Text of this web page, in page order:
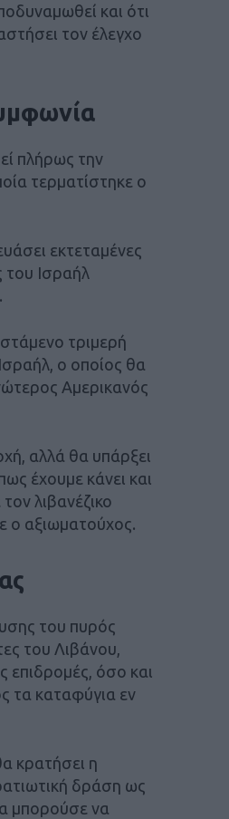
και ότι
τον έλεγχο
πλήρως την
τερματίστηκε ο
εκτεταμένες
του Ισραήλ
τριμερή
ο οποίος θα
Αμερικανός
αλλά θα υπάρξει
έχουμε κάνει και
λιβανέζικο
ο αξιωματούχος.
του πυρός
του Λιβάνου,
επιδρομές, όσο και
τα καταφύγια εν
κρατήσει η
δράση ως
μπορούσε να